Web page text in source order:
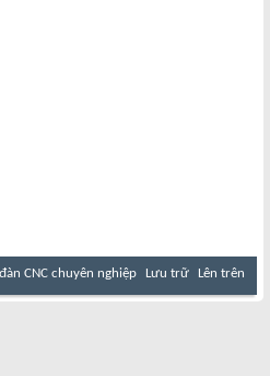
CNC chuyên nghiệp Lưu trữ Lên trên